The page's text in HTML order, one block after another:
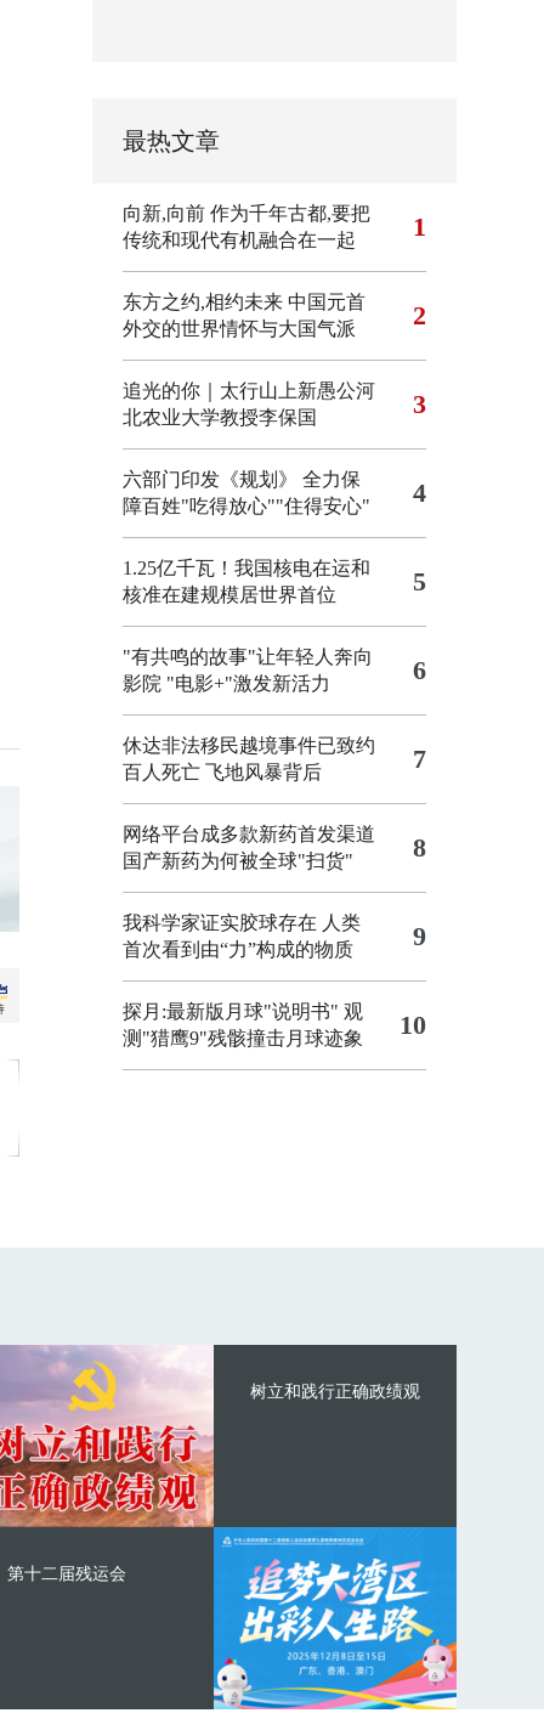
最热文章
向新,向前 作为千年古都,要把
传统和现代有机融合在一起
1
东方之约,相约未来 中国元首
外交的世界情怀与大国气派
2
追光的你｜太行山上新愚公河
北农业大学教授李保国
3
六部门印发《规划》 全力保
障百姓"吃得放心""住得安心"
4
1.25亿千瓦！我国核电在运和
核准在建规模居世界首位
5
"有共鸣的故事"让年轻人奔向
影院 "电影+"激发新活力 6
休达非法移民越境事件已致约
百人死亡 飞地风暴背后 7
网络平台成多款新药首发渠道
国产新药为何被全球"扫货"
8
我科学家证实胶球存在 人类
首次看到由“力”构成的物质
9
探月:最新版月球"说明书" 观
测"猎鹰9"残骸撞击月球迹象
10
树立和践行正确政绩观
第十二届残运会